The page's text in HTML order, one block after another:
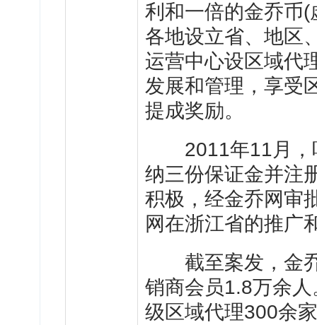
利和一倍的金乔币
各地设立省、地区
运营中心设区域代
发展和管理，享受
提成奖励。
2011年11月，
纳三份保证金并注
积极，经金乔网审
网在浙江省的推广
截至案发，金乔
销商会员1.8万余
级区域代理300余